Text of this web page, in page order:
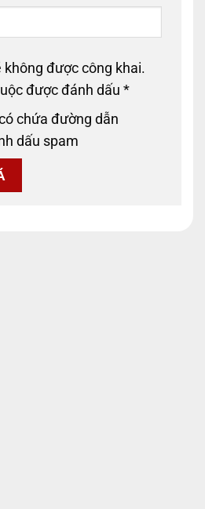
không được công khai.
được đánh dấu *
chứa đường dẫn
dấu spam